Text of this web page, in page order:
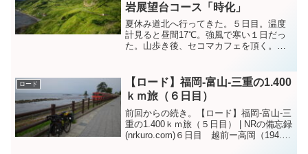
岩展望台コース「時化」
夏休み道北へ行ってきた。５日目。温度
計見ると昼間17℃。強風で寒い１日だっ
た。山歩き後、セコマカフェを頂く。ガ
染まる海岸線に高揚した。礼文島に来て
４日目。ぼちぼち島...
ロード
【ロード】福岡-富山-三重の1.400
ｋｍ旅（６日目）
前回からの続き。【ロード】福岡-富山-三
重の1.400ｋｍ旅（５日目） | NRの備忘録
(nrkuro.com)６日目 越前ー高岡（194.5